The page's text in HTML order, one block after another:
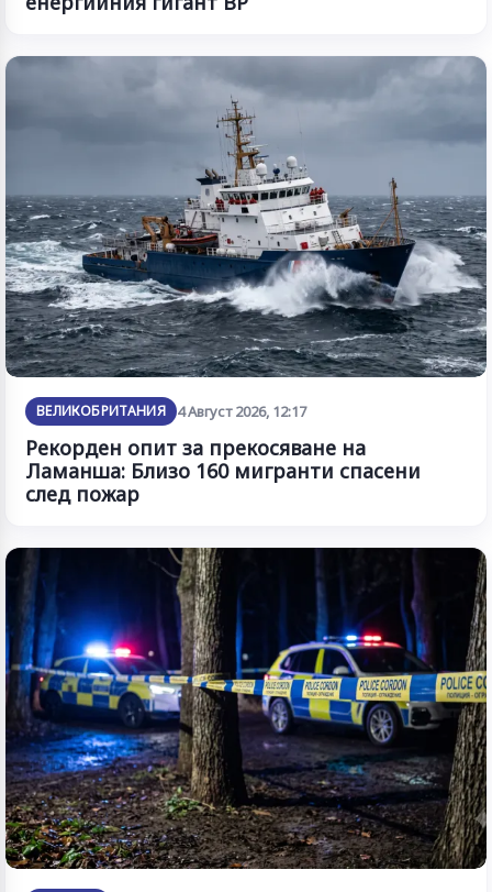
ВЕЛИКОБРИТАНИЯ 4 Август 2026, 12:17
Рекорден опит за прекосяване на
Ламанша: Близо 160 мигранти спасени
след пожар